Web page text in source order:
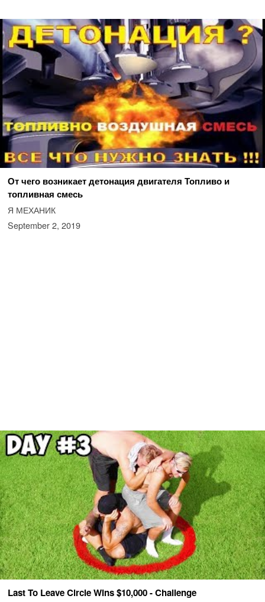
От чего возникает детонация двигателя Топливо и
топливная смесь
Я МЕХАНИК
September 2, 2019
Last To Leave Circle Wins $10,000 - Challenge